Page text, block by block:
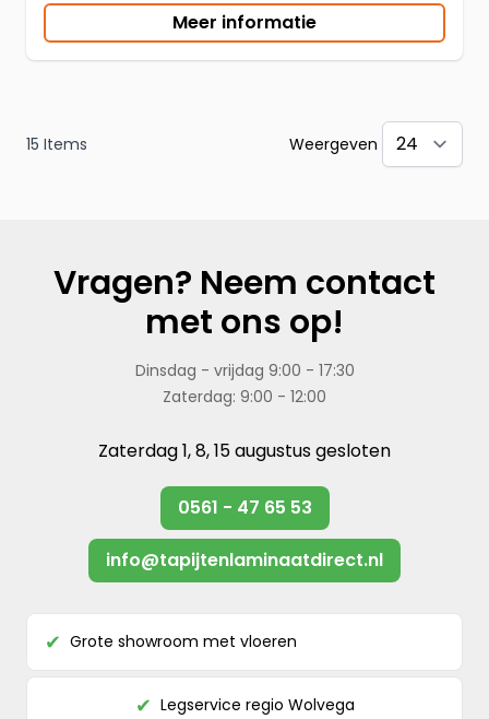
Meer informatie
15 Items Weergeven
Vragen? Neem contact
met ons op!
Dinsdag - vrijdag 9:00 - 17:30
Zaterdag: 9:00 - 12:00
Zaterdag 1, 8, 15 augustus gesloten
0561 - 47 65 53
info@tapijtenlaminaatdirect.nl
✔ Grote showroom met vloeren
✔ Legservice regio Wolvega